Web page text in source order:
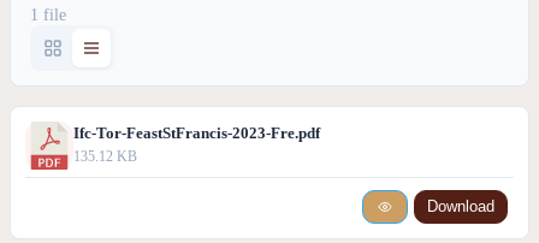
1 file
Ifc-Tor-FeastStFrancis-2023-Fre.pdf
135.12 KB
Download